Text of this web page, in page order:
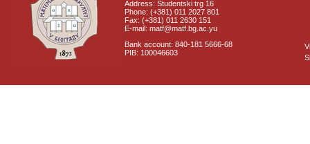
Address: Studentski trg 16
Phone: (+381) 011 2027 801
Fax: (+381) 011 2630 151
E-mail: matf@matf.bg.ac.yu
Bank account: 840-181 5666-68
PIB: 100046603